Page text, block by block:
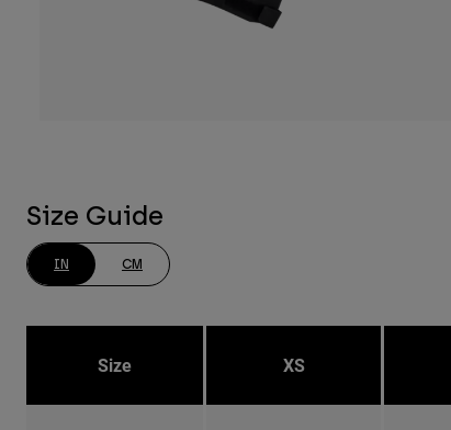
Size Guide
IN CM
Size XS